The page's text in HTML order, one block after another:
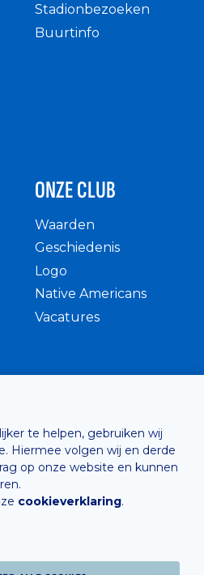
te helpen, gebruiken wij
Hiermee volgen wij en derde
op onze website en kunnen
cookieverklaring.
Stadionbezoeken
Buurtinfo
ONZE CLUB
Waarden
Geschiedenis
Logo
Native Americans
Vacatures